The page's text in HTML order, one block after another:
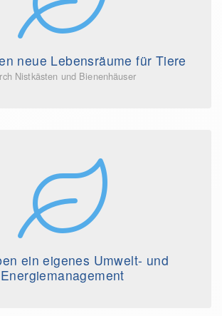
neue Lebensräume für Tiere
Nistkästen und Bienenhäuser
ein eigenes Umwelt- und
Energiemanagement